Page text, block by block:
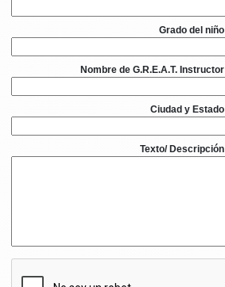
Grado del niño
Nombre de G.R.E.A.T. Instructor
Ciudad y Estado
Texto/ Descripción